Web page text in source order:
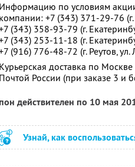
Информацию по условиям
компании: +7 (343) 371-29-76
(343) 358-93-79 (г.
(343) 253-11-18 (г.
(916) 776-48-72 (г. Реутов, ул.
Курьерская доставка по
Почтой России (при заказе 3 и
действителен по 10 мая
Узнай, как